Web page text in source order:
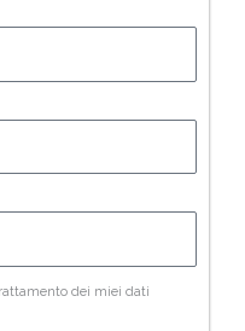
dei miei dati